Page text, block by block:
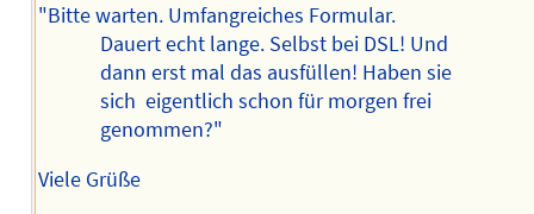
"Bitte warten. Umfangreiches Formular.
Dauert echt lange. Selbst bei DSL! Und
dann erst mal das ausfüllen! Haben sie
sich eigentlich schon für morgen frei
genommen?"
Viele Grüße